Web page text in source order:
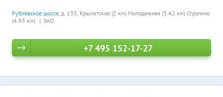
Рублёвское шоссе, д. 135, Крылатское (2 км) Молодежная (3.42 км) Строгино
(4.93 км)
ЗАО
+7 495 152-17-27